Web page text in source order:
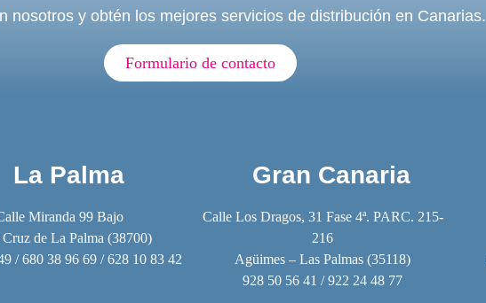
nosotros y obtén los mejores servicios de distribución en Canarias.
Formulario de contacto
La Palma
Miranda 99 Bajo
Cruz de La Palma (38700)
/ 680 38 96 69 / 628 10 83 42
Gran Canaria
Calle Los Dragos, 31 Fase 4ª. PARC. 215-
216
Agüimes – Las Palmas (35118)
928 50 56 41 / 922 24 48 77